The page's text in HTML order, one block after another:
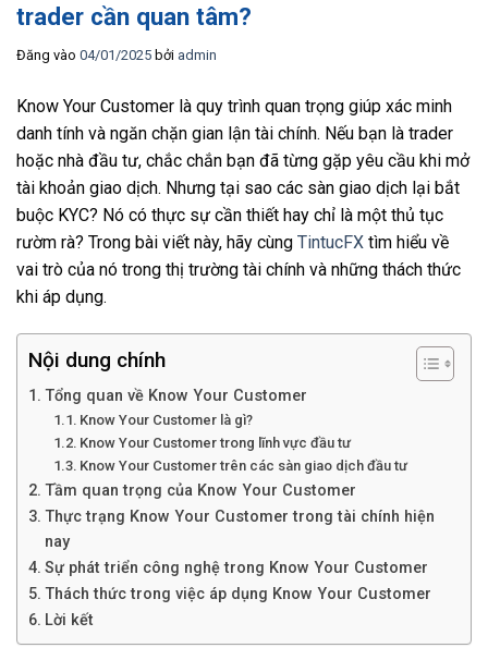
trader cần quan tâm?
Đăng vào 04/01/2025 bởi admin
Know Your Customer là quy trình quan trọng giúp xác minh
danh tính và ngăn chặn gian lận tài chính. Nếu bạn là trader
hoặc nhà đầu tư, chắc chắn bạn đã từng gặp yêu cầu khi mở
tài khoản giao dịch. Nhưng tại sao các sàn giao dịch lại bắt
buộc KYC? Nó có thực sự cần thiết hay chỉ là một thủ tục
rườm rà? Trong bài viết này, hãy cùng TintucFX tìm hiểu về
vai trò của nó trong thị trường tài chính và những thách thức
khi áp dụng.
Nội dung chính
Tổng quan về Know Your Customer
Know Your Customer là gì?
Know Your Customer trong lĩnh vực đầu tư
Know Your Customer trên các sàn giao dịch đầu tư
Tầm quan trọng của Know Your Customer
Thực trạng Know Your Customer trong tài chính hiện
nay
Sự phát triển công nghệ trong Know Your Customer
Thách thức trong việc áp dụng Know Your Customer
Lời kết